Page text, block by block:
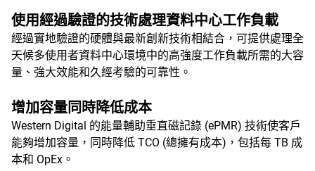
使用經過驗證的技術處理資料中心工作負載
經過實地驗證的硬體與最新創新技術相結合，可提供處理全
天候多使用者資料中心環境中的高強度工作負載所需的大容
量、強大效能和久經考驗的可靠性。
增加容量同時降低成本
Western Digital 的能量輔助垂直磁記錄 (ePMR) 技術使客戶
能夠增加容量，同時降低 TCO (總擁有成本)，包括每 TB 成
本和 OpEx。